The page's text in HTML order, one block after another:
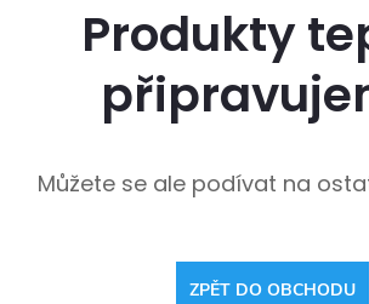
Produkty
Můžete se ale podívat na
ZPĚT DO OBCHODU